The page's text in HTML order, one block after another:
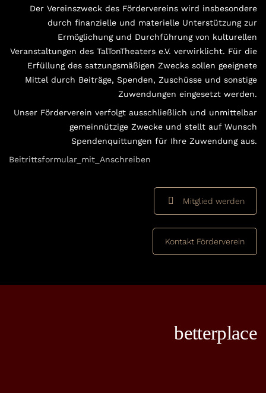
Der Vereinszweck des Fördervereins wird insbesondere
durch finanzielle und materielle Unterstützung zur
Ermöglichung und Durchführung von kulturellen
Veranstaltungen des TalTonTheaters e.V. verwirklicht. Für die
Erfüllung des satzungsmäßigen Zwecks sollen geeignete
Mittel durch Beiträge, Spenden, Zuschüsse und sonstige
Zuwendungen eingesetzt werden.
Unser Förderverein verfolgt ausschließlich und unmittelbar
gemeinnützige Zwecke und stellt auf Wunsch
Spendenquittungen für Ihre Zuwendung aus.
Beitrittsformular_mit_Anschreiben
Mitglied werden
Kontakt Förderverein
betterplace